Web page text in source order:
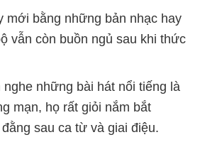
mới bằng những bản nhạc hay
vẫn còn buồn ngủ sau khi thức
những bài hát nổi tiếng là
mạn, họ rất giỏi nắm bắt
sau ca từ và giai điệu.